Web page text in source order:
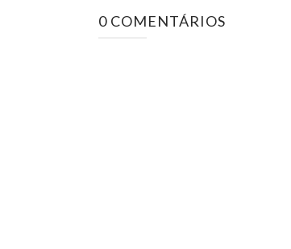
0 COMENTÁRIOS